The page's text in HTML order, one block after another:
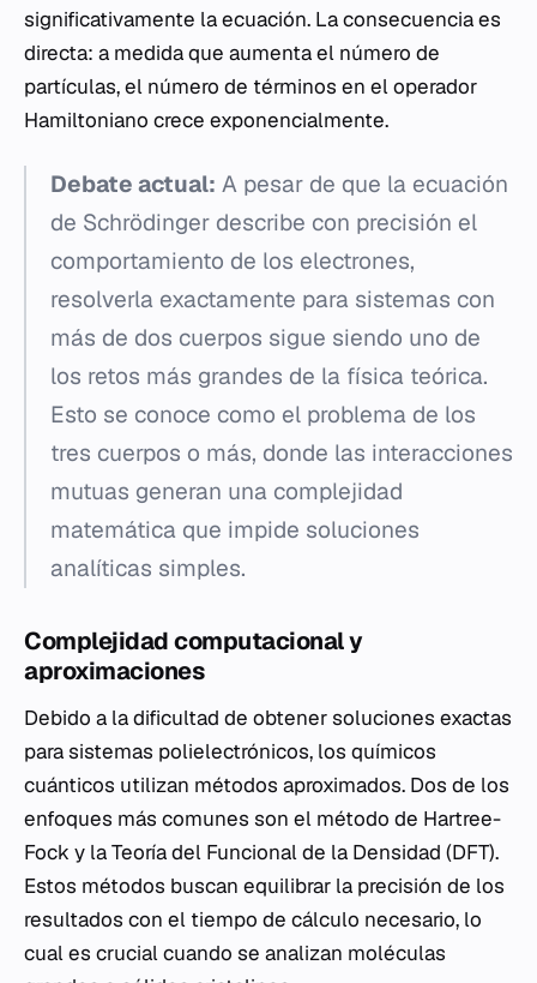
significativamente la ecuación. La consecuencia es
directa: a medida que aumenta el número de
partículas, el número de términos en el operador
Hamiltoniano crece exponencialmente.
Debate actual: A pesar de que la ecuación
de Schrödinger describe con precisión el
comportamiento de los electrones,
resolverla exactamente para sistemas con
más de dos cuerpos sigue siendo uno de
los retos más grandes de la física teórica.
Esto se conoce como el problema de los
tres cuerpos o más, donde las interacciones
mutuas generan una complejidad
matemática que impide soluciones
analíticas simples.
Complejidad computacional y
aproximaciones
Debido a la dificultad de obtener soluciones exactas
para sistemas polielectrónicos, los químicos
cuánticos utilizan métodos aproximados. Dos de los
enfoques más comunes son el método de Hartree-
Fock y la Teoría del Funcional de la Densidad (DFT).
Estos métodos buscan equilibrar la precisión de los
resultados con el tiempo de cálculo necesario, lo
cual es crucial cuando se analizan moléculas